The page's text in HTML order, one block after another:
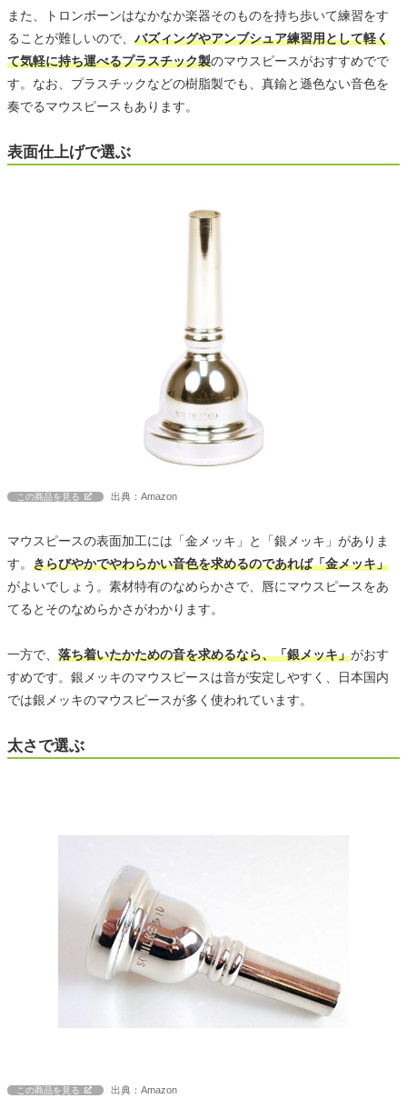
また、トロンボーンはなかなか楽器そのものを持ち歩いて練習をす
ることが難しいので、 バズィングやアンブシュア練習用として軽く
て気軽に持ち運べるプラスチック製のマウスピースがおすすめでで
す。なお、プラスチックなどの樹脂製でも、真鍮と遜色ない音色を
奏でるマウスピースもあります。
表面仕上げで選ぶ
この商品を見る 出典：Amazon
マウスピースの表面加工には「金メッキ」と「銀メッキ」がありま
す。 きらびやかでやわらかい音色を求めるのであれば「金メッキ」
がよいでしょう。素材特有のなめらかさで、唇にマウスピースをあ
てるとそのなめらかさがわかります。
一方で、 落ち着いたかための音を求めるなら、「銀メッキ」がおす
すめです。銀メッキのマウスピースは音が安定しやすく、日本国内
では銀メッキのマウスピースが多く使われています。
太さで選ぶ
この商品を見る 出典：Amazon